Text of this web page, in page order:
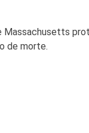
Massachusetts
de morte.